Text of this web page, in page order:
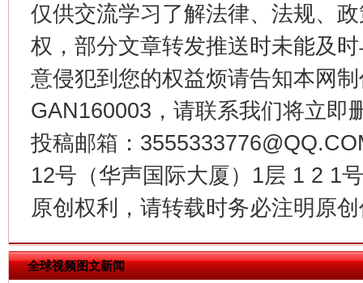
仅供交流学习了解法律、法规、
权，部分文章转发推送时未能及
意侵犯到您的权益烦请告知本网
GAN160003，请联系我们将立即
投稿邮箱：
12号（华声国际大厦）1层 1 2 1
原创权利，请转载时务必注明原
全球视频图文新闻
在谋一域中谋全局
今